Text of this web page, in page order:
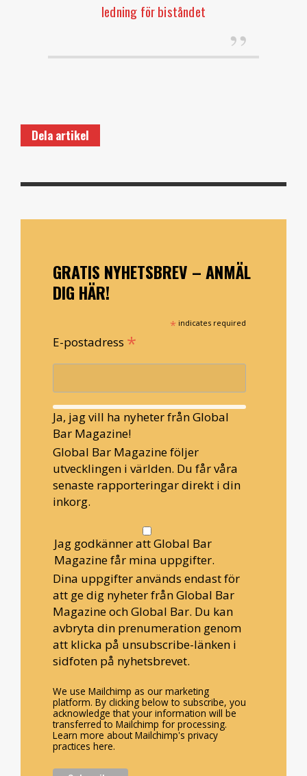
ledning för biståndet
Dela artikel
GRATIS NYHETSBREV – ANMÄL
DIG HÄR!
* indicates required
E-postadress *
Ja, jag vill ha nyheter från Global
Bar Magazine!
Global Bar Magazine följer
utvecklingen i världen. Du får våra
senaste rapporteringar direkt i din
inkorg.
Jag godkänner att Global Bar
Magazine får mina uppgifter.
Dina uppgifter används endast för
att ge dig nyheter från Global Bar
Magazine och Global Bar. Du kan
avbryta din prenumeration genom
att klicka på unsubscribe-länken i
sidfoten på nyhetsbrevet.
We use Mailchimp as our marketing
platform. By clicking below to subscribe, you
acknowledge that your information will be
transferred to Mailchimp for processing.
Learn more about Mailchimp's privacy
practices here.